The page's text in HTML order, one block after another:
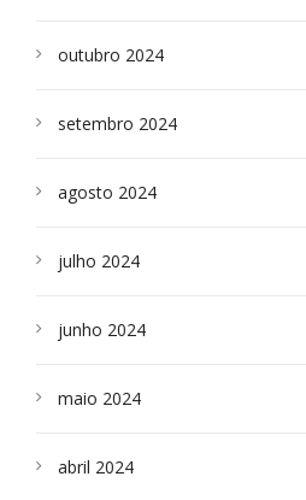
outubro 2024
setembro 2024
agosto 2024
julho 2024
junho 2024
maio 2024
abril 2024